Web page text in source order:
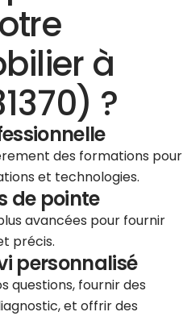
à
?
des formations pour
et technologies.
de pointe
avancées pour fournir
précis.
personnalisé
questions, fournir des
et offrir des